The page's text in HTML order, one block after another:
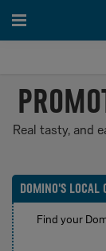
Real tasty, and
DOMINO'S LOCAL
Find your